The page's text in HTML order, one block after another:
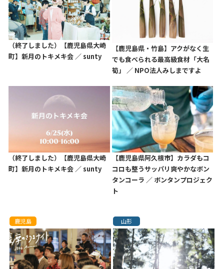
（終了しました）【鹿児島県大崎
町】新月のトキメキ会 ／ sunty
【鹿児島県・竹島】アクがなく生
でも食べられる最高級食材「大名
筍」 ／ NPO法人みしまですよ
（終了しました）【鹿児島県大崎
町】新月のトキメキ会 ／ sunty
【鹿児島県阿久根市】カラダもコ
コロも整うサッパリ爽やかなボン
タンコーラ ／ ボンタンプロジェク
ト
鹿児島 山形